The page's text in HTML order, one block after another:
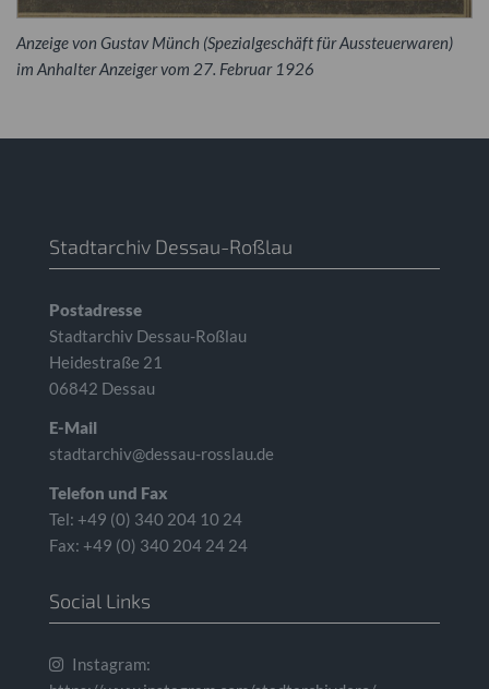
Anzeige von Gustav Münch (Spezialgeschäft für Aussteuerwaren)
im Anhalter Anzeiger vom 27. Februar 1926
Stadtarchiv Dessau-Roßlau
Postadresse
Stadtarchiv Dessau-Roßlau
Heidestraße 21
06842 Dessau
E-Mail
stadtarchiv@dessau-rosslau.de
Telefon und Fax
Tel: +49 (0) 340 204 10 24
Fax: +49 (0) 340 204 24 24
Social Links
Instagram: